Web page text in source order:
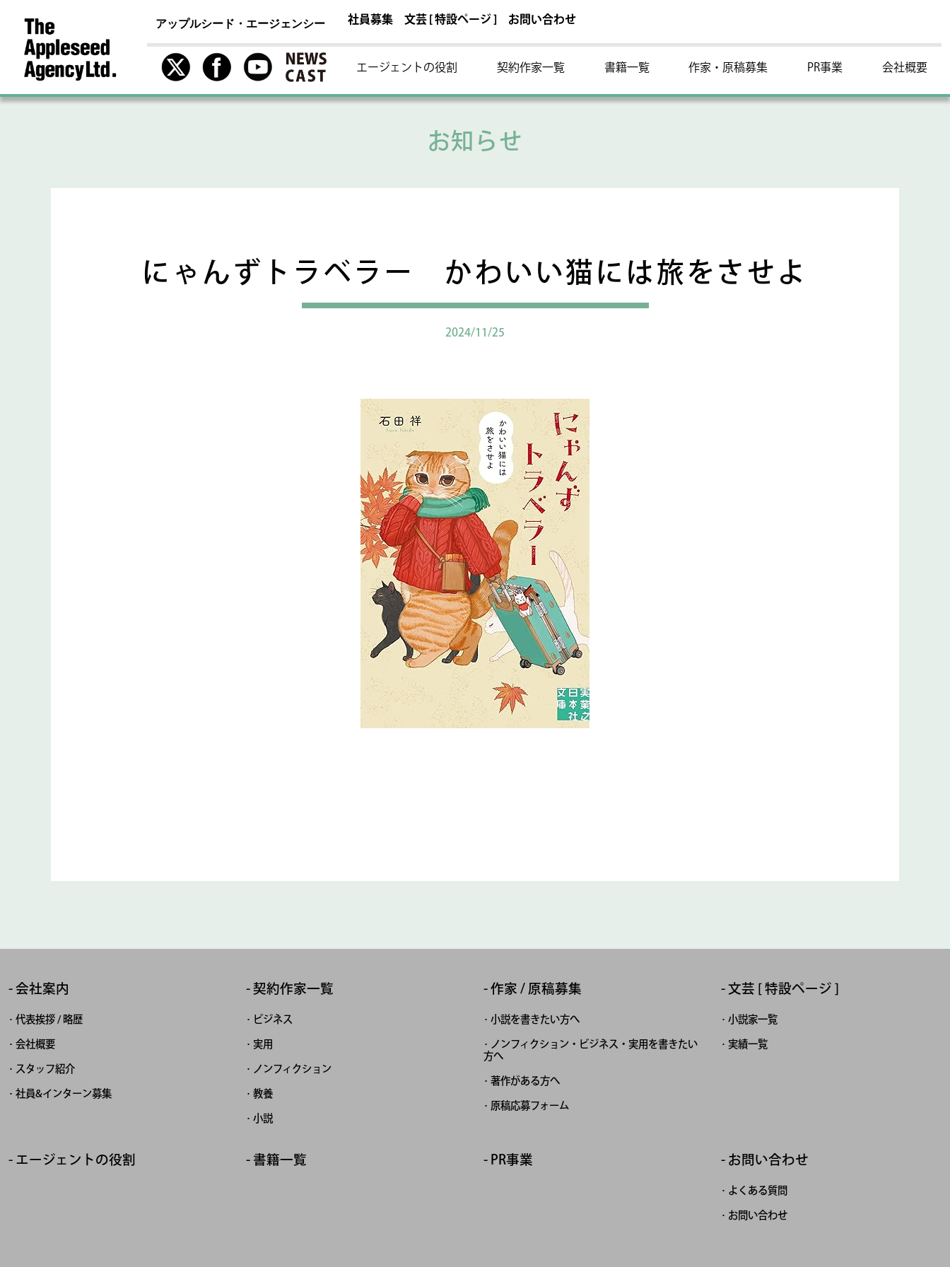
アップルシード・エージェンシー 社員募集 文芸 [ 特設ページ ] お問い合わせ
エージェントの役割 契約作家一覧 書籍一覧 作家・原稿募集 PR事業 会社概要
お知らせ
にゃんずトラベラー かわいい猫には旅をさせよ
2024/11/25
会社案内
代表挨拶 / 略歴
会社概要
スタッフ紹介
社員&インターン募集
契約作家一覧
ビジネス
実用
ノンフィクション
教養
小説
作家 / 原稿募集
小説を書きたい方へ
ノンフィクション・ビジネス・実用を書きたい
方へ
著作がある方へ
原稿応募フォーム
文芸 [ 特設ページ ]
小説家一覧
実績一覧
エージェントの役割 書籍一覧 PR事業 お問い合わせ
よくある質問
お問い合わせ